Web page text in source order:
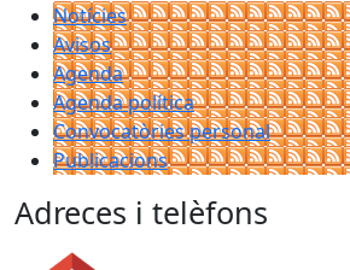
Notícies
Avisos
Agenda
Agenda política
Convocatòries personal
Publicacions
Adreces i telèfons